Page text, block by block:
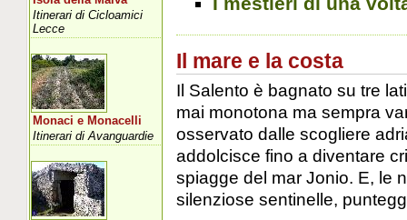
Il mare e la costa
Il Salento è bagnato su tre
mai monotona ma sempra
osservato dalle scogliere
addolcisce fino a diventare
spiagge del mar Jonio. E, le
silenziose sentinelle,
Itinerari di Cicloamici
Lecce
Monaci e Monacelli
Itinerari di Avanguardie